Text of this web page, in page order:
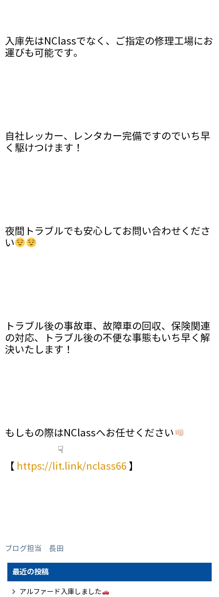
入庫先はNClassでなく、ご指定の修理工場にお
運びも可能です。
自社レッカー、レンタカー完備ですのでいち早
く駆けつけます！
夜間トラブルでも安心してお問い合わせくださ
い
トラブル後の事故車、故障車の回収、保険関連
の対応、トラブル後の不便な事態もいち早く解
決いたします！
もしもの際はNClassへお任せください
☟
【 https://lit.link/nclass66 】
ブログ担当 長田
最近の投稿
アルファード入庫しました